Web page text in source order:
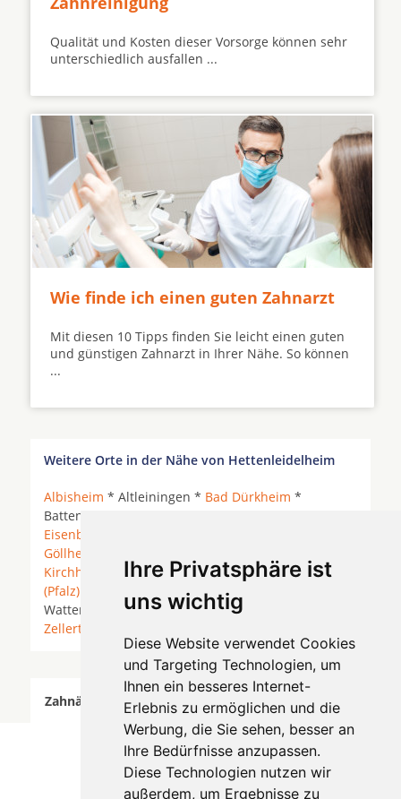
Ihre Privatsphäre ist
uns wichtig
Diese Website verwendet Cookies
und Targeting Technologien, um
Ihnen ein besseres Internet-
Erlebnis zu ermöglichen und die
Werbung, die Sie sehen, besser an
Ihre Bedürfnisse anzupassen.
Diese Technologien nutzen wir
außerdem, um Ergebnisse zu
Qualität und Kosten dieser Vorsorge können sehr
unterschiedlich ausfallen ...
Wie finde ich einen guten Zahnarzt
Mit diesen 10 Tipps finden Sie leicht einen guten
und günstigen Zahnarzt in Ihrer Nähe. So können
...
Weitere Orte in der Nähe von Hettenleidelheim
Albisheim * Altleiningen * Bad Dürkheim *
Battenberg (Pfalz) *
Eisenberg (Pfalz)
Göllheim
Kirchheim
* Lauberhof * Neuleiningen *Obrigheim
(Pfalz)
Ramsen * Tiefenthal (Pfalz) *
Wattenheim *Weisenheim am Berg
Zellertal
Zahnärzte für Zahnimplantete in Hettenleidelheim
wurde am 08 August 2026 aktualisiert.